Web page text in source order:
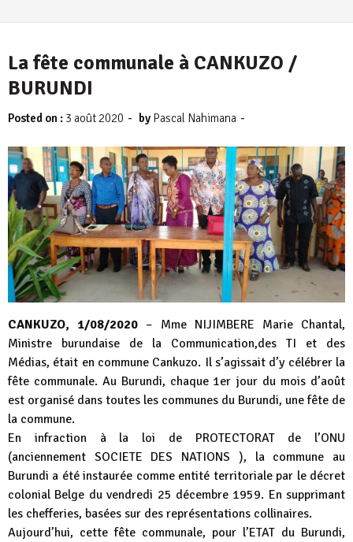
La fête communale à CANKUZO /
BURUNDI
Posted on : 3 août 2020 - by Pascal Nahimana -
CANKUZO, 1/08/2020 – Mme NIJIMBERE Marie Chantal,
Ministre burundaise de la Communication,des TI et des
Médias, était en commune Cankuzo. Il s’agissait d’y célébrer la
fête communale. Au Burundi, chaque 1er jour du mois d’août
est organisé dans toutes les communes du Burundi, une fête de
la commune.
En infraction à la loi de PROTECTORAT de l’ONU
(anciennement SOCIETE DES NATIONS ), la commune au
Burundi a été instaurée comme entité territoriale par le décret
colonial Belge du vendredi 25 décembre 1959. En supprimant
les chefferies, basées sur des représentations collinaires.
Aujourd’hui, cette fête communale, pour l’ETAT du Burundi,